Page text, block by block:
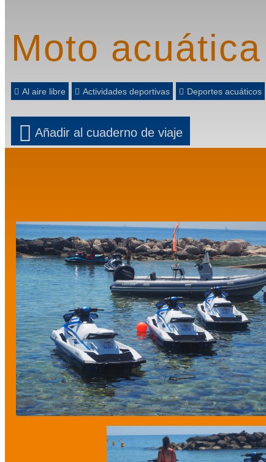
Moto acuática
Al aire libre Actividades deportivas Deportes acuáticos
Añadir al cuaderno de viaje
PrevNext